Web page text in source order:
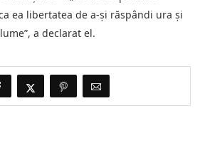
ea libertatea de a-și răspândi ura și
a declarat el.